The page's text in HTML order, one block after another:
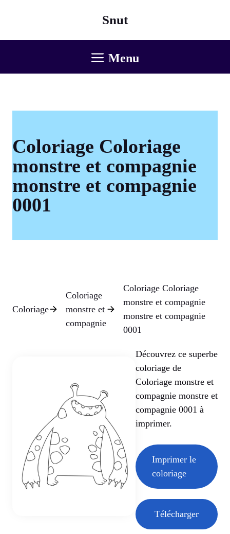
Snut
Menu
Coloriage Coloriage
monstre et compagnie
monstre et compagnie
0001
Coloriage
Coloriage
monstre et
compagnie
Coloriage Coloriage
monstre et compagnie
monstre et compagnie
0001
Découvrez ce superbe
coloriage de
Coloriage monstre et
compagnie monstre et
compagnie 0001 à
imprimer.
Imprimer le
coloriage
Télécharger